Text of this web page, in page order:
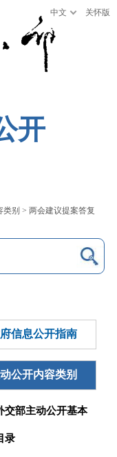
中文 关怀版
开
类别 > 两会建议提案答复
信息公开指南
公开内容类别
交部主动公开基本
录